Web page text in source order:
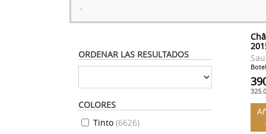
ORDENAR LAS RESULTADOS
COLORES
Tinto (6626)